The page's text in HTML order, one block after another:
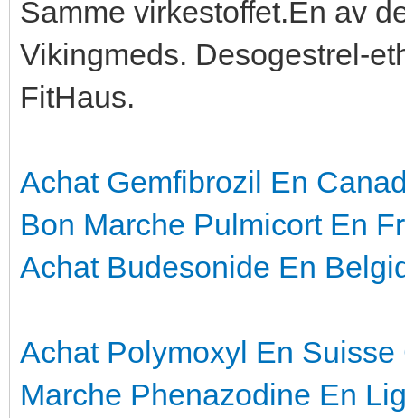
Samme virkestoffet.En av
Vikingmeds. Desogestrel-
FitHaus.
Achat Gemfibrozil En
Bon Marche Pulmicort En
Achat Budesonide En
Achat Polymoxyl En Suisse
Marche Phenazodine En